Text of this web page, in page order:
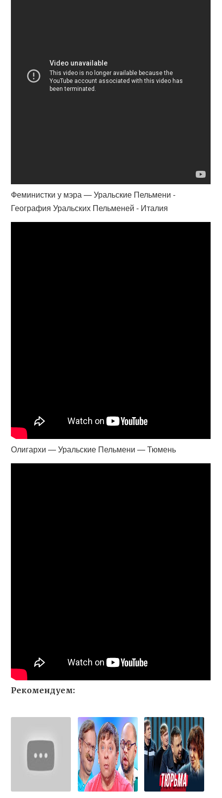
Феминистки у мэра — Уральские Пельмени -
География Уральских Пельменей - Италия
Олигархи — Уральские Пельмени — Тюмень
Рекомендуем: